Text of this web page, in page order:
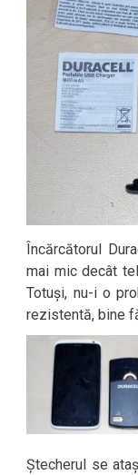
Încărcătorul
mai mic decât
Totuși, nu-i o
rezistentă, bine
Ștecherul se